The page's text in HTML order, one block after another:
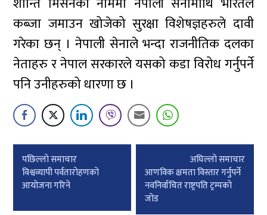
कब्जा जमाउन खोजेको सुरक्षा विशेषज्ञहरुले दावी
गरेका छन् । नेपाली सेनाले भन्दा राजनीतिक दलका
नेताहरु र नेपाल सरकारले यसको कडा विरोध गर्नुपर्ने
पनि उनीहरुको धारणा छ ।
Post
navigation
पछिल्लाे समाचार
विश्वव्यापी पर्वतारोहणको
आयोजना गरिने
अघिल्लाे समाचार
आणविक क्षमता विस्तार गर्नुपर्ने
नवनिर्वाचित राष्ट्रपति ट्रम्पको
जोड